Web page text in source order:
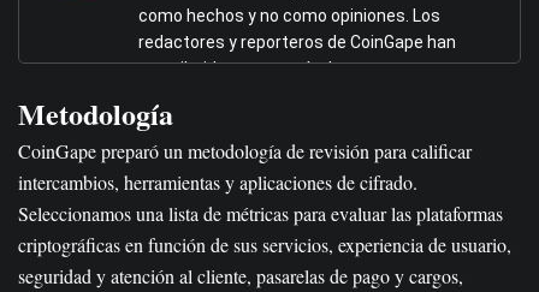
como hechos y no como opiniones. Los
redactores y reporteros de CoinGape han
contribuido a este artículo.
Metodología
CoinGape preparó un metodología de revisión para calificar
intercambios, herramientas y aplicaciones de cifrado.
Seleccionamos una lista de métricas para evaluar las plataformas
criptográficas en función de sus servicios, experiencia de usuario,
seguridad y atención al cliente, pasarelas de pago y cargos,